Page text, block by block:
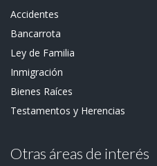
Accidentes
Bancarrota
Ley de Familia
Inmigración
Bienes Raíces
Testamentos y Herencias
Otras áreas de interés